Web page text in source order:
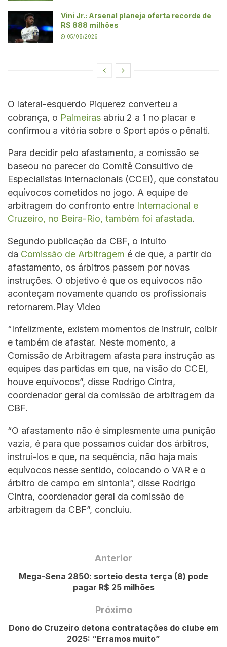
Vini Jr.: Arsenal planeja oferta recorde de
R$ 888 milhões
05/08/2026
O lateral-esquerdo Piquerez converteu a
cobrança, o Palmeiras abriu 2 a 1 no placar e
confirmou a vitória sobre o Sport após o pênalti.
Para decidir pelo afastamento, a comissão se
baseou no parecer do Comitê Consultivo de
Especialistas Internacionais (CCEI), que constatou
equívocos cometidos no jogo. A equipe de
arbitragem do confronto entre Internacional e
Cruzeiro, no Beira-Rio, também foi afastada.
Segundo publicação da CBF, o intuito
da Comissão de Arbitragem é de que, a partir do
afastamento, os árbitros passem por novas
instruções. O objetivo é que os equívocos não
aconteçam novamente quando os profissionais
retornarem.Play Video
“Infelizmente, existem momentos de instruir, coibir
e também de afastar. Neste momento, a
Comissão de Arbitragem afasta para instrução as
equipes das partidas em que, na visão do CCEI,
houve equívocos”, disse Rodrigo Cintra,
coordenador geral da comissão de arbitragem da
CBF.
“O afastamento não é simplesmente uma punição
vazia, é para que possamos cuidar dos árbitros,
instruí-los e que, na sequência, não haja mais
equívocos nesse sentido, colocando o VAR e o
árbitro de campo em sintonia”, disse Rodrigo
Cintra, coordenador geral da comissão de
arbitragem da CBF”, concluiu.
Anterior
Mega-Sena 2850: sorteio desta terça (8) pode
pagar R$ 25 milhões
Próximo
Dono do Cruzeiro detona contratações do clube em
2025: “Erramos muito”